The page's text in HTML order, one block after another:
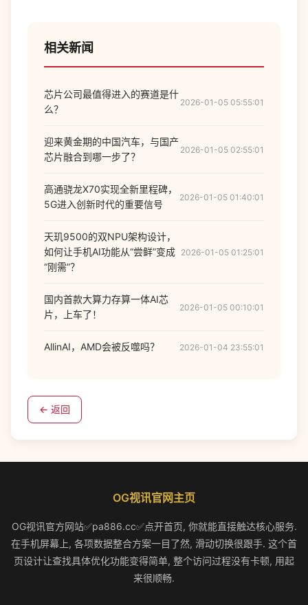
相关新闻
芯片公司最值得进入的赛道是什
么？
2026-01-05 05:55:01
迎来黄金期的中国汽车，与国产
芯片融合到哪一步了？
2026-01-05 02:55:01
高通骁龙X70实现全新里程碑，
5G进入创新时代的重要信号
2026-01-05 01:40:01
天玑9500的双NPU架构设计，
如何让手机AI功能从“尝鲜”变成
“刚需”？
2026-01-05 01:25:01
国内首款大算力存算一体AI芯
片，上车了！
2026-01-05 00:10:01
AllinAI，AMD会被反噬吗？ 2026-01-04 23:55:01
← 返回
OG视讯官网主页
OG视讯官方网站✅pa886.cc✅点开首页, 你就能直接触达核心服务.
在手机屏幕上, 各项数据整合方案一目了然, 滑动切换很跟手. 这个首
页设计让查找具体优化功能变得简单, 整个访问过程没有卡顿, 用起
来很顺畅.